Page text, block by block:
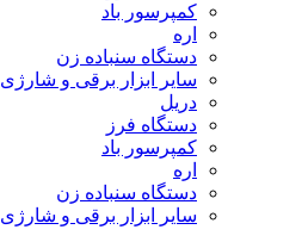
کمپرسور باد
اره
دستگاه سنباده زن
سایر ابزار برقی و شارژی
دریل
دستگاه فرز
کمپرسور باد
اره
دستگاه سنباده زن
سایر ابزار برقی و شارژی